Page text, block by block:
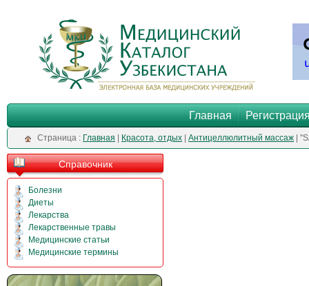
Главная
Cтраница : Главная Красота, отдых Антицеллюлитный массаж |
Справочник
Болезни
Диеты
Лекарства
Лекарственные травы
Медицинские статьи
Медицинские термины